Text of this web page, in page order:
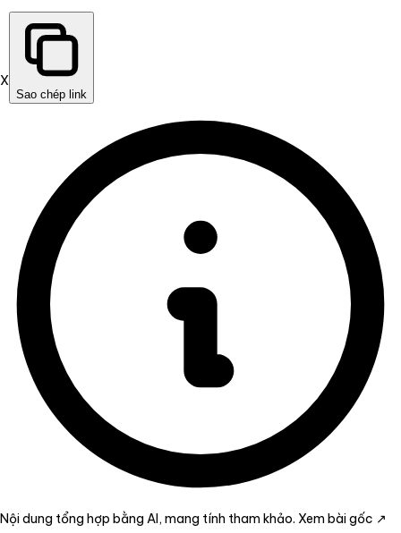
X
Sao chép link
Nội dung tổng hợp bằng AI, mang tính tham khảo. Xem bài gốc ↗